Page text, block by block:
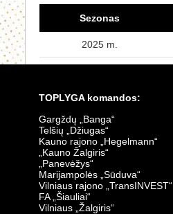
Sezonas
2025 m.
TOPLYGA komandos:
Gargždų „Banga“
Telšių „Džiugas“
Kauno rajono „Hegelmann“
„Kauno Žalgiris“
„Panevėžys“
Marijampolės „Sūduva“
Vilniaus rajono „TransINVEST“
FA „Šiauliai“
Vilniaus „Žalgiris“